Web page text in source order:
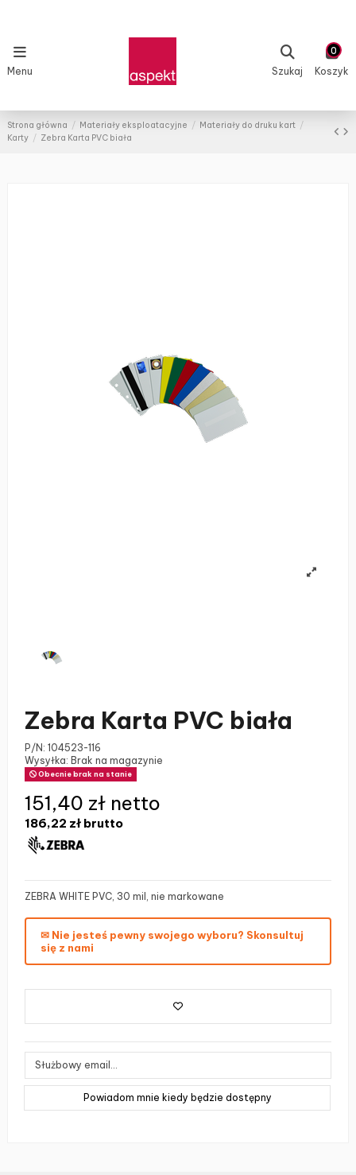
Menu Szukaj
0
Koszyk
Strona główna Materiały eksploatacyjne
Materiały do druku kart
Karty
Zebra Karta PVC biała
Zebra Karta PVC biała
P/N: 104523-116
Wysyłka: Brak na magazynie
Obecnie brak na stanie
186,22 zł brutto
151,40 zł netto
ZEBRA WHITE PVC, 30 mil, nie markowane
✉ Nie jesteś pewny swojego wyboru? Skonsultuj
się z nami